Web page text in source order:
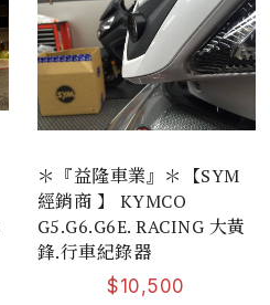
＊『益隆車業』＊【SYM
經銷商 】 KYMCO
G5.G6.G6E. RACING 大黃
鋒.行車紀錄器
$10,500